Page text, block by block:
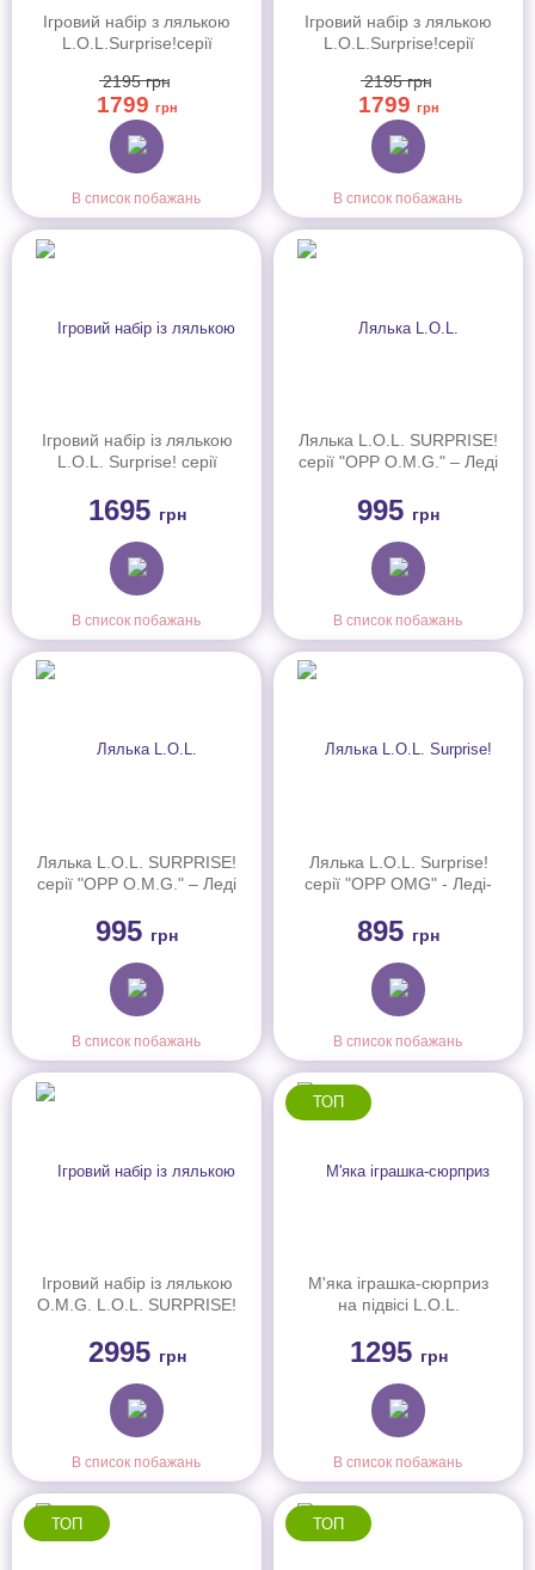
Ігровий набір з лялькою
L.O.L.Surprise!серії
(542674)
2195грн
1799 грн
В список побажань
Ігровий набір з лялькою
L.O.L.Surprise!серії
Супергероїня (542667)
2195грн
1799 грн
В список побажань
Ігровий набір із лялькою
L.O.L. Surprise! серії
К (120667)
1695 грн
В список побажань
Лялька L.O.L. SURPRISE!
серії "OPP O.M.G." – Леді
995 грн
В список побажань
Лялька L.O.L. SURPRISE!
серії "OPP O.M.G." – Леді
995 грн
В список побажань
Лялька L.O.L. Surprise!
серії "OPP OMG" - Леді-
895 грн
В список побажань
Ігровий набір із лялькою
O.M.G. L.O.L. SURPRISE!
(591559)
2995 грн
В список побажань
ТОП
М'яка іграшка-сюрприз
на підвісі L.O.L.
ПУХНАСТИЙ МАСКАРАД
(249498)
1295 грн
В список побажань
ТОП ТОП